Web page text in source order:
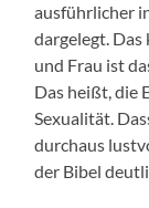
ausführlicher
dargelegt.
und Frau ist
Das heißt, die
Sexualität.
durchaus
der Bibel